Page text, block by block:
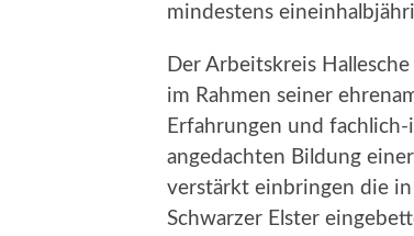
mindestens
Der Arbeitskreis
im Rahmen seiner
Erfahrungen und
angedachten Bildung
verstärkt einbringen die
Schwarzer Elster